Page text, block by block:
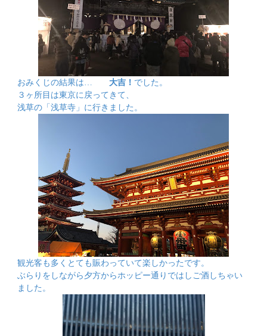
おみくじの結果は… 大吉！ でした。
３ヶ所目は東京に戻ってきて、
浅草の「浅草寺」に行きました。
観光客も多くとても賑わっていて楽しかったです。
ぶらりをしながら夕方からホッピー通りではしご酒しちゃい
ました。